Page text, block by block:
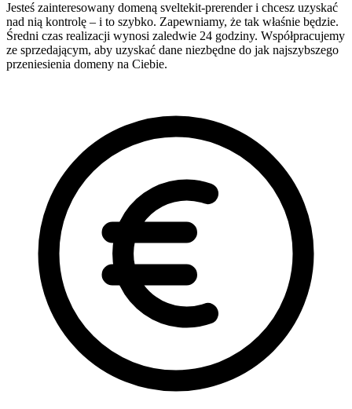
Jesteś zainteresowany domeną sveltekit-prerender i chcesz uzyskać
nad nią kontrolę – i to szybko. Zapewniamy, że tak właśnie będzie.
Średni czas realizacji wynosi zaledwie 24 godziny. Współpracujemy
ze sprzedającym, aby uzyskać dane niezbędne do jak najszybszego
przeniesienia domeny na Ciebie.